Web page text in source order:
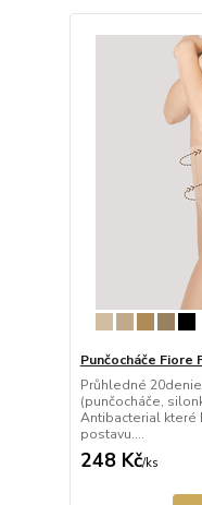
Punčocháče
Průhledné
(punčocháče,
Antibacterial které
postavu....
248 Kč/ks